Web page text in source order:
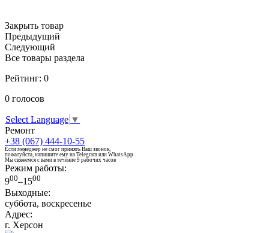
Закрыть товар
Предыдущий
Следующий
Все товары раздела
Рейтинг: 0
0 голосов
Select Language ▼
Ремонт
+38 (067) 444-10-55
Если менеджер не смог принять Ваш звонок,
пожалуйста, напишите ему на Telegram или WhatsApp.
Мы свяжемся с вами в течение 9 рабочих часов
Режим работы:
900–1500
Выходные:
суббота, воскресенье
Адрес:
г. Херсон